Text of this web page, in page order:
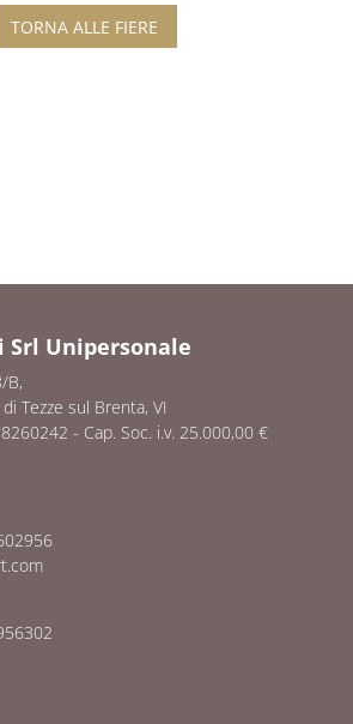
TORNA ALLE FIERE
Srl Unipersonale
B,
Tezze sul Brenta, VI
- Cap. Soc. i.v. 25.000,00 €